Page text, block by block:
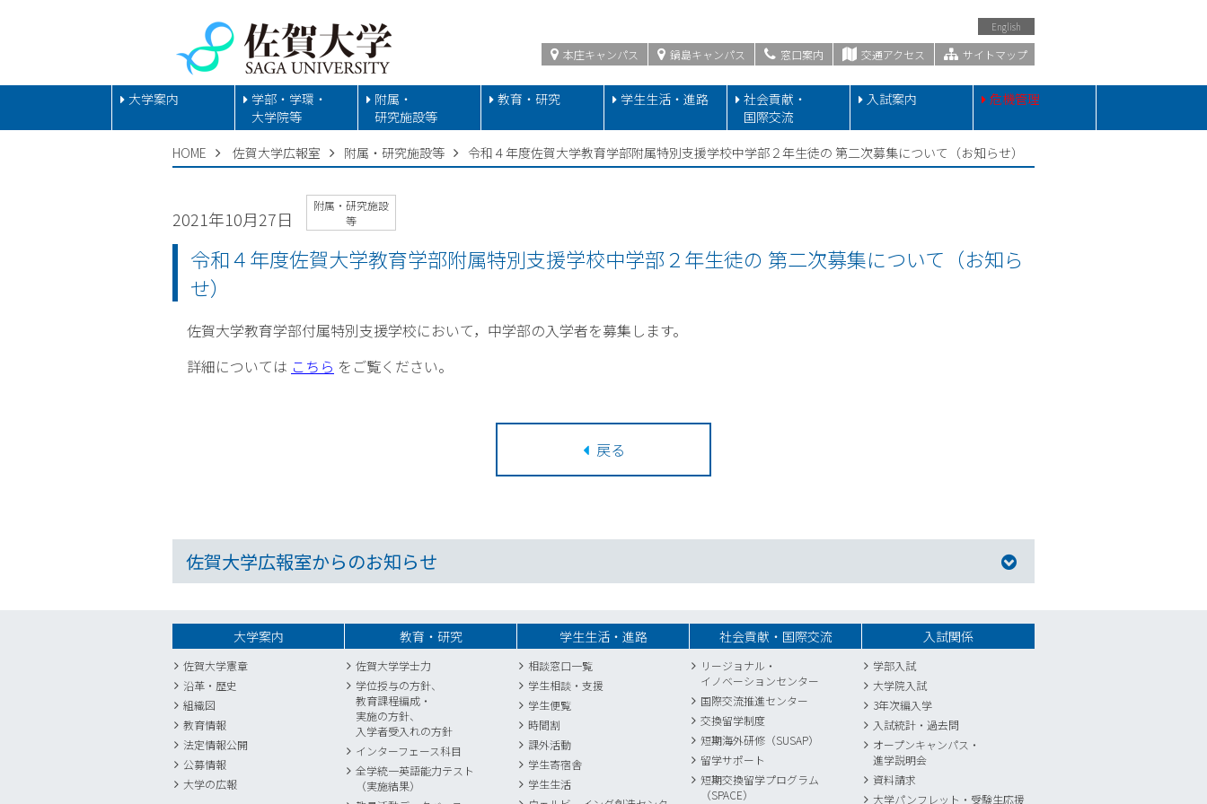
English
本庄キャンパス 鍋島キャンパス 窓口案内 交通アクセス サイトマップ
大学案内
学部・学環・
大学院等
附属・
研究施設等
教育・研究 学生生活・進路
社会貢献・
国際交流
入試案内 危機管理
HOME 佐賀大学広報室 附属・研究施設等 令和４年度佐賀大学教育学部附属特別支援学校中学部２年生徒の 第二次募集について（お知らせ）
2021年10月27日
附属・研究施設
等
令和４年度佐賀大学教育学部附属特別支援学校中学部２年生徒の 第二次募集について（お知ら
せ）
佐賀大学教育学部付属特別支援学校において，中学部の入学者を募集します。
詳細については こちら をご覧ください。
戻る
佐賀大学広報室からのお知らせ
大学案内
佐賀大学憲章
沿革・歴史
組織図
教育情報
法定情報公開
公募情報
大学の広報
教育・研究
佐賀大学学士力
学位授与の方針、
教育課程編成・
実施の方針、
入学者受入れの方針
インターフェース科目
全学統一英語能力テスト
（実施結果）
学生生活・進路
相談窓口一覧
学生相談・支援
学生便覧
時間割
課外活動
学生寄宿舎
学生生活
社会貢献・国際交流
リージョナル・
イノベーションセンター
国際交流推進センター
交換留学制度
短期海外研修（SUSAP）
留学サポート
短期交換留学プログラム
（SPACE）
入試関係
学部入試
大学院入試
3年次編入学
入試統計 ・ 過去問
オープンキャンパス・
進学説明会
資料請求
大学パンフレット・受験生応援